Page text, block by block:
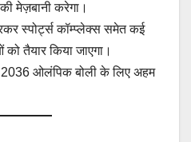
मेज़बानी करेगा।
स्पोर्ट्स कॉम्प्लेक्स समेत कई
तैयार किया जाएगा।
ओलंपिक बोली के लिए अहम